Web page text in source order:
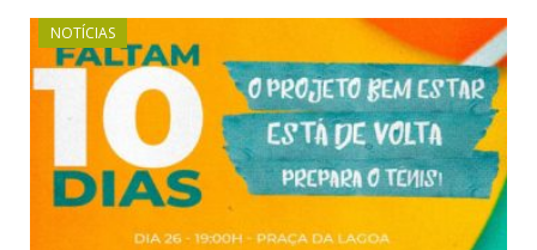
NOTÍCIAS